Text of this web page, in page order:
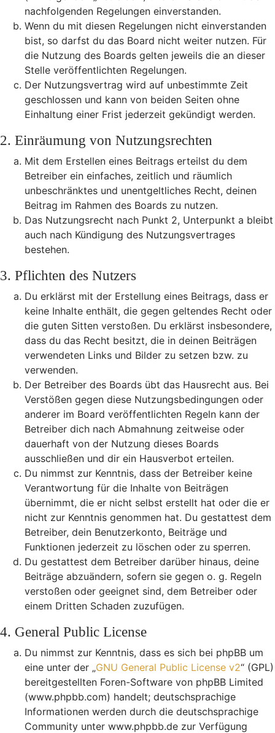
nachfolgenden Regelungen einverstanden.
Wenn du mit diesen Regelungen nicht einverstanden
bist, so darfst du das Board nicht weiter nutzen. Für
die Nutzung des Boards gelten jeweils die an dieser
Stelle veröffentlichten Regelungen.
Der Nutzungsvertrag wird auf unbestimmte Zeit
geschlossen und kann von beiden Seiten ohne
Einhaltung einer Frist jederzeit gekündigt werden.
2. Einräumung von Nutzungsrechten
Mit dem Erstellen eines Beitrags erteilst du dem
Betreiber ein einfaches, zeitlich und räumlich
unbeschränktes und unentgeltliches Recht, deinen
Beitrag im Rahmen des Boards zu nutzen.
Das Nutzungsrecht nach Punkt 2, Unterpunkt a bleibt
auch nach Kündigung des Nutzungsvertrages
bestehen.
3. Pflichten des Nutzers
Du erklärst mit der Erstellung eines Beitrags, dass er
keine Inhalte enthält, die gegen geltendes Recht oder
die guten Sitten verstoßen. Du erklärst insbesondere,
dass du das Recht besitzt, die in deinen Beiträgen
verwendeten Links und Bilder zu setzen bzw. zu
verwenden.
Der Betreiber des Boards übt das Hausrecht aus. Bei
Verstößen gegen diese Nutzungsbedingungen oder
anderer im Board veröffentlichten Regeln kann der
Betreiber dich nach Abmahnung zeitweise oder
dauerhaft von der Nutzung dieses Boards
ausschließen und dir ein Hausverbot erteilen.
Du nimmst zur Kenntnis, dass der Betreiber keine
Verantwortung für die Inhalte von Beiträgen
übernimmt, die er nicht selbst erstellt hat oder die er
nicht zur Kenntnis genommen hat. Du gestattest dem
Betreiber, dein Benutzerkonto, Beiträge und
Funktionen jederzeit zu löschen oder zu sperren.
Du gestattest dem Betreiber darüber hinaus, deine
Beiträge abzuändern, sofern sie gegen o. g. Regeln
verstoßen oder geeignet sind, dem Betreiber oder
einem Dritten Schaden zuzufügen.
4. General Public License
Du nimmst zur Kenntnis, dass es sich bei phpBB um
eine unter der „GNU General Public License v2“ (GPL)
bereitgestellten Foren-Software von phpBB Limited
(www.phpbb.com) handelt; deutschsprachige
Informationen werden durch die deutschsprachige
Community unter www.phpbb.de zur Verfügung